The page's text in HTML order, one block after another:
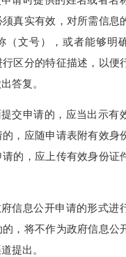
真实有效，对所需信息
（文号），或者能够明
区分的特征描述，以便
答复。
交申请的，应当出示有
，应随申请表附有效身
的，应上传有效身份证
信息公开申请的形式进
，将不作为政府信息公
提出。